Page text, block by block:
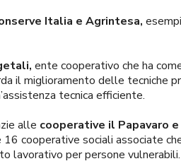
Italia e Agrintesa,
ente cooperativo che ha
il miglioramento delle tecniche
tecnica efficiente.
alle cooperative il Papavaro
cooperative sociali associate
lavorativo per persone vulnerabili.